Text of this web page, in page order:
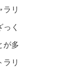
リ
く
が多
リ